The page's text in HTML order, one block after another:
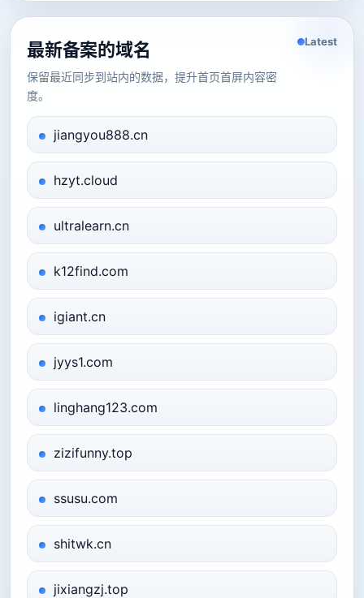
最新备案的域名
保留最近同步到站内的数据，提升首页首屏内容密
度。
Latest
jiangyou888.cn
hzyt.cloud
ultralearn.cn
k12find.com
igiant.cn
jyys1.com
linghang123.com
zizifunny.top
ssusu.com
shitwk.cn
jixiangzj.top